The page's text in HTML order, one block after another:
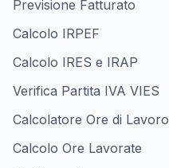
Previsione Fatturato
Calcolo IRPEF
Calcolo IRES e IRAP
Verifica Partita IVA VIES
Calcolatore Ore di Lavoro
Calcolo Ore Lavorate